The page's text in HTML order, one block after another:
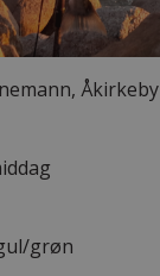
Åkirkeby
grøn